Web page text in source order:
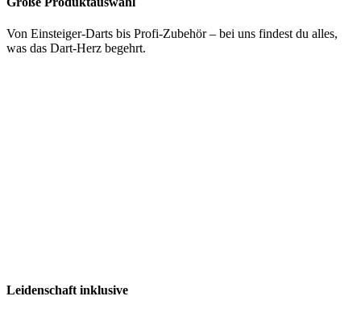
Von Einsteiger-Darts bis Profi-Zubehör – bei uns findest du alles,
was das Dart-Herz begehrt.
Leidenschaft inklusive